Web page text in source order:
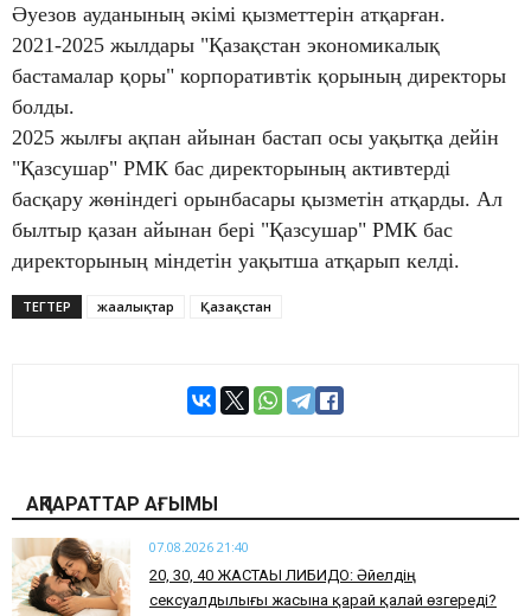
Әуезов ауданының әкімі қызметтерін атқарған.
2021-2025 жылдары "Қазақстан экономикалық
бастамалар қоры" корпоративтік қорының директоры
болды.
2025 жылғы ақпан айынан бастап осы уақытқа дейін
"Қазсушар" РМК бас директорының активтерді
басқару жөніндегі орынбасары қызметін атқарды. Ал
былтыр қазан айынан бері "Қазсушар" РМК бас
директорының міндетін уақытша атқарып келді.
ТЕГТЕР жаңалықтар Қазақстан
АҚПАРАТТАР АҒЫМЫ
07.08.2026 21:40
​20, 30, 40 ЖАСТАҒЫ ЛИБИДО: Әйелдің
сексуалдылығы жасына қарай қалай өзгереді?